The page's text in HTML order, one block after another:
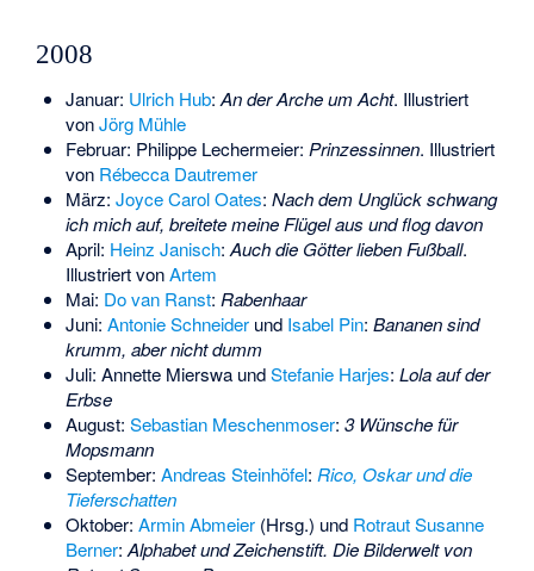
2008
Januar: Ulrich Hub: An der Arche um Acht. Illustriert
vonJörg Mühle
Februar: Philippe Lechermeier: Prinzessinnen. Illustriert
von Rébecca Dautremer
März: Joyce Carol Oates: Nach dem Unglück schwang
ich mich auf, breitete meine Flügel aus und flog davon
April: Heinz Janisch: Auch die Götter lieben Fußball.
Illustriert vonArtem
Mai: Do van Ranst: Rabenhaar
Juni: Antonie Schneiderund Isabel Pin: Bananen sind
krumm, aber nicht dumm
Juli: Annette MierswaundStefanie Harjes: Lola auf der
Erbse
August: Sebastian Meschenmoser: 3 Wünsche für
Mopsmann
September: Andreas Steinhöfel: Rico, Oskar und die
Tieferschatten
Oktober: Armin Abmeier(Hrsg.) und Rotraut Susanne
Berner: Alphabet und Zeichenstift. Die Bilderwelt von